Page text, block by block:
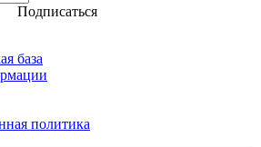
Подписаться
база
политика